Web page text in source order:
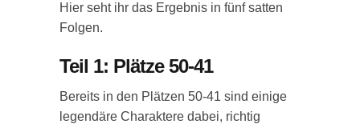
Hier seht ihr das Ergebnis in fünf satten
Folgen.
Teil 1: Plätze 50-41
Bereits in den Plätzen 50-41 sind einige
legendäre Charaktere dabei, richtig